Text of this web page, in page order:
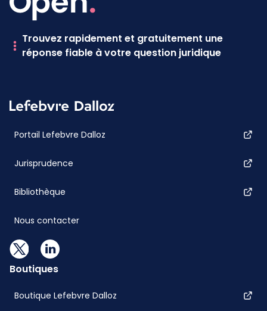
Trouvez rapidement et gratuitement une
réponse fiable à votre question juridique
Portail Lefebvre Dalloz
Jurisprudence
Bibliothèque
Nous contacter
Boutiques
Boutique Lefebvre Dalloz